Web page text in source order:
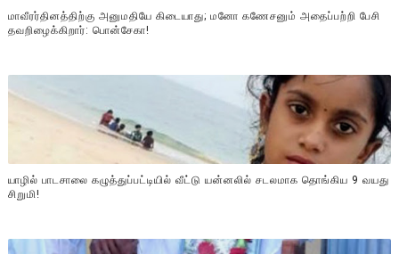
மாவீரர்தினத்திற்கு அனுமதியே கிடையாது; மனோ கணேசனும் அதைப்பற்றி பேசி
தவறிழைக்கிறார்: பொன்சேகா!
யாழில் பாடசாலை கழுத்துப்பட்டியில் வீட்டு யன்னலில் சடலமாக தொங்கிய 9 வயது
சிறுமி!